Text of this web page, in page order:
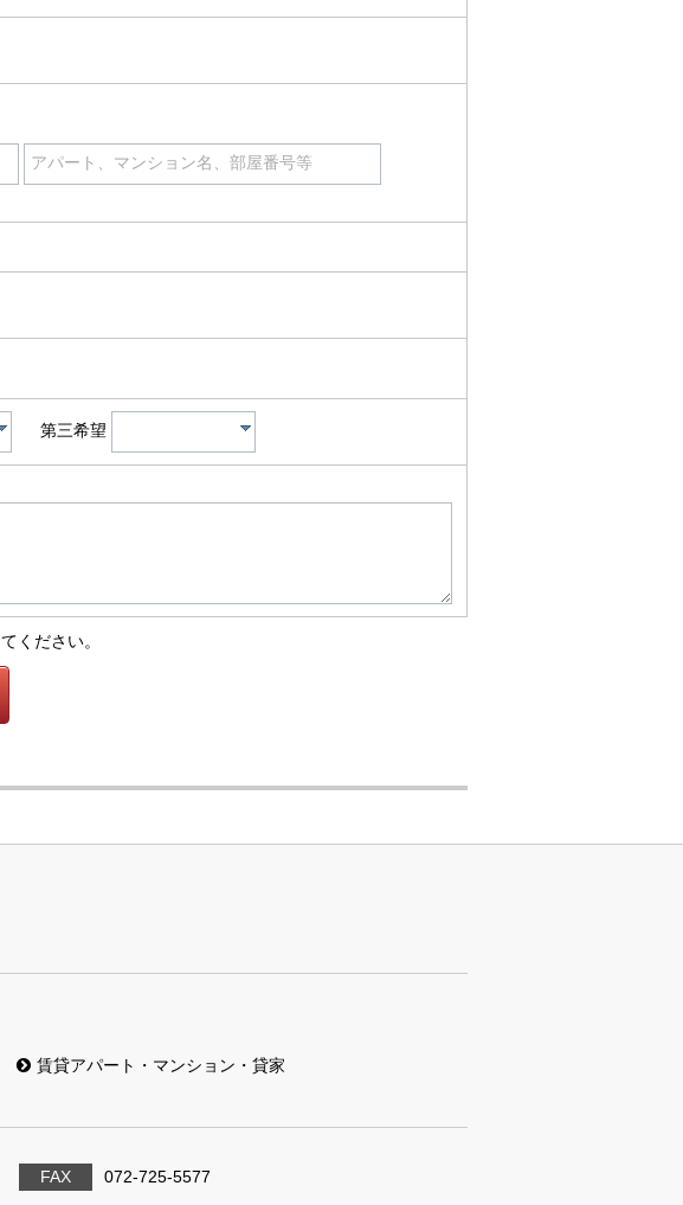
アパート、マンション名、部屋番号等
第三希望
ください。
賃貸アパート・マンション・貸家
FAX 072-725-5577